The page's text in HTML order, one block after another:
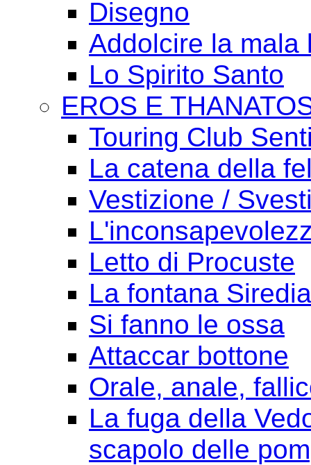
Disegno
Addolcire la mala
Lo Spirito Santo
EROS E
Touring Club
La catena della
Vestizione /
Letto di Procuste
La fontana Siredia
Si fanno le ossa
Attaccar bottone
Orale, anale,
La fuga della
scapolo delle